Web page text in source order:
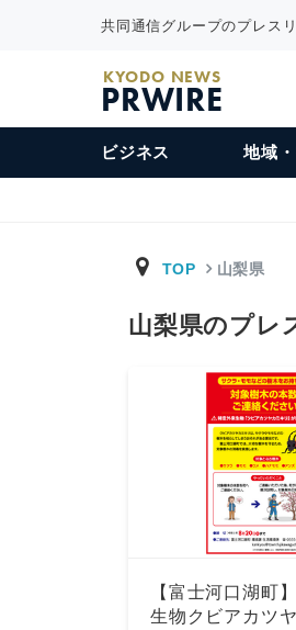
共同通信グループのプレス
KYODO NEWS
PRWIRE
ビジネス 地域
TOP 山梨県
山梨県のプレ
【富士河口湖町
生物クビアカツ